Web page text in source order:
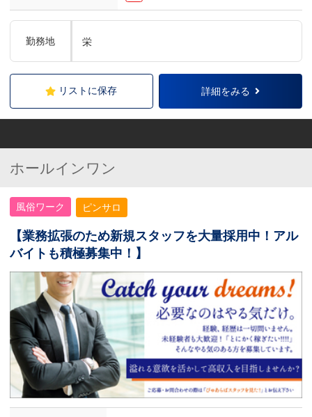
勤務地 栄
リストに保存 詳細をみる
ホールインワン
風俗ワーク ピンサロ
【業務拡張のため新規スタッフを大量採用中！アル
バイトも積極募集中！】